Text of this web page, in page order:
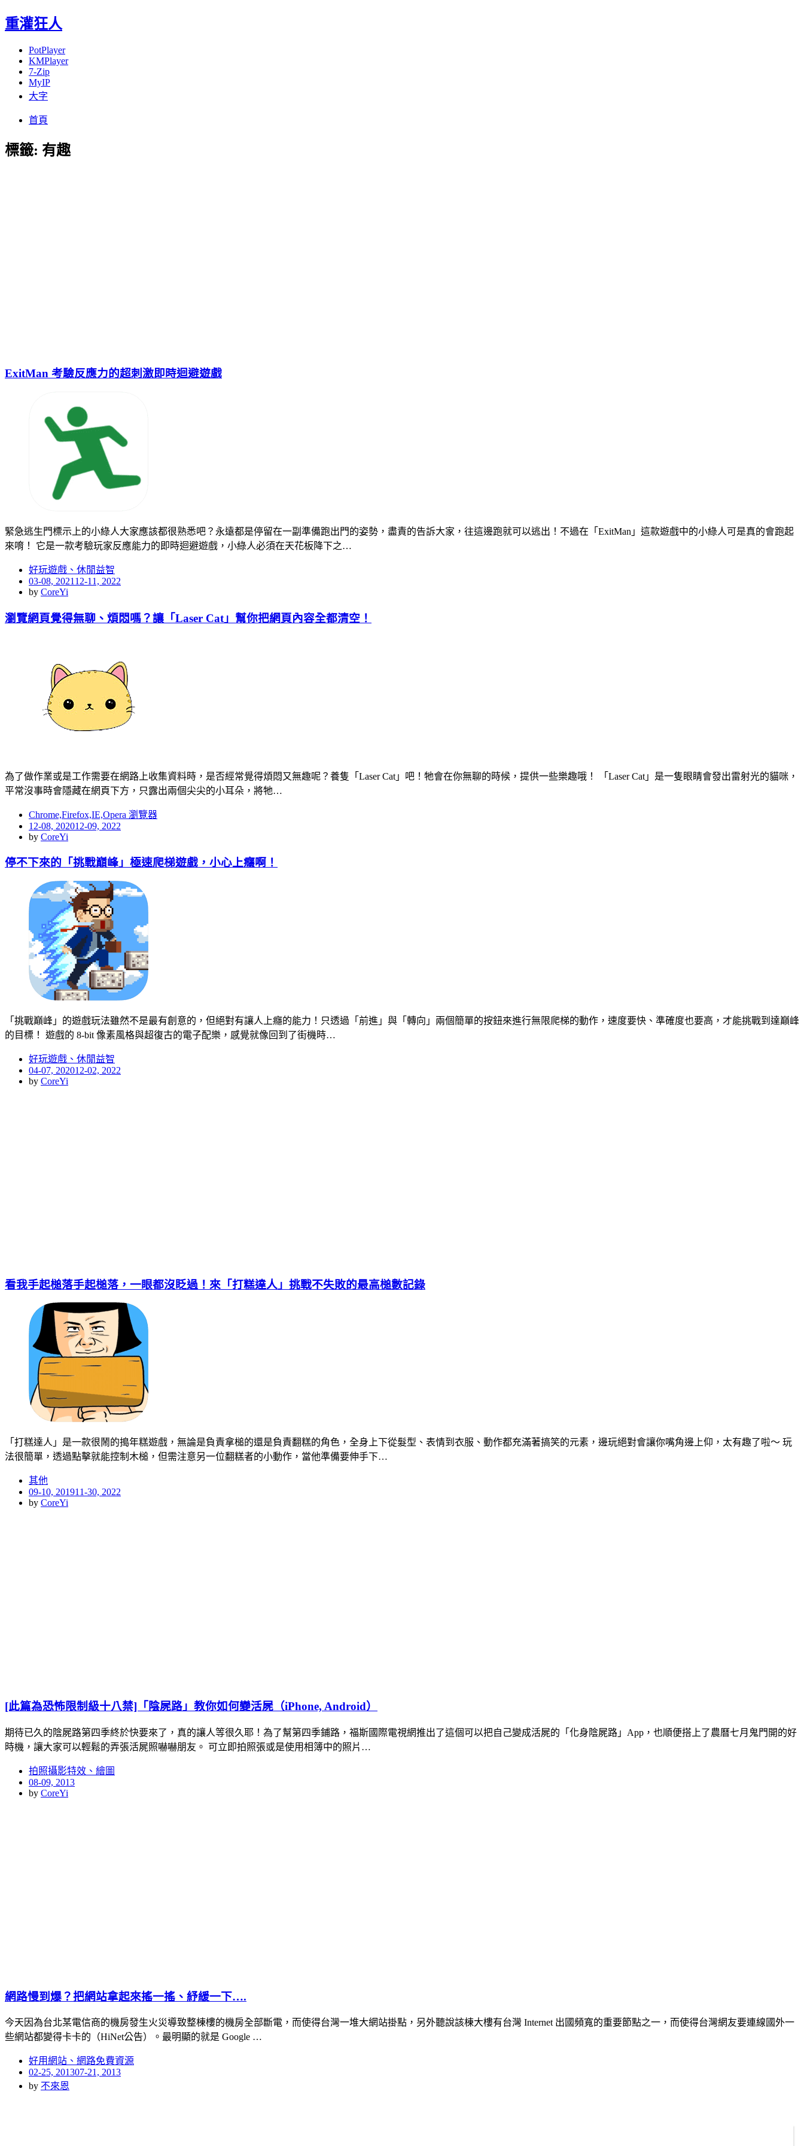
重灌狂人
PotPlayer
KMPlayer
7-Zip
MyIP
大字
首頁
標籤: 有趣
ExitMan 考驗反應力的超刺激即時迴避遊戲
緊急逃生門標示上的小綠人大家應該都很熟悉吧？永遠都是停留在一副準備跑出門的姿勢，盡責的告訴大家，往這邊跑就可以逃出！不過在「ExitMan」這款遊戲中的小綠人可是真的會跑起
來唷！ 它是一款考驗玩家反應能力的即時迴避遊戲，小綠人必須在天花板降下之…
好玩遊戲、休閒益智
Posted
on
03-08, 2021 12-11, 2022
by CoreYi
瀏覽網頁覺得無聊、煩悶嗎？讓「Laser Cat」幫你把網頁內容全都清空！
為了做作業或是工作需要在網路上收集資料時，是否經常覺得煩悶又無趣呢？養隻「Laser Cat」吧！牠會在你無聊的時候，提供一些樂趣哦！ 「Laser Cat」是一隻眼睛會發出雷射光的貓咪，
平常沒事時會隱藏在網頁下方，只露出兩個尖尖的小耳朵，將牠…
Chrome,Firefox,IE,Opera 瀏覽器
Posted
on
12-08, 202012-09, 2022
by CoreYi
停不下來的「挑戰巔峰」極速爬梯遊戲，小心上癮啊！
「挑戰巔峰」的遊戲玩法雖然不是最有創意的，但絕對有讓人上癮的能力！只透過「前進」與「轉向」兩個簡單的按鈕來進行無限爬梯的動作，速度要快、準確度也要高，才能挑戰到達巔峰
的目標！ 遊戲的 8-bit 像素風格與超復古的電子配樂，感覺就像回到了街機時…
好玩遊戲、休閒益智
Posted
on
04-07, 202012-02, 2022
by CoreYi
看我手起槌落手起槌落，一眼都沒眨過！來「打糕達人」挑戰不失敗的最高槌數記錄
「打糕達人」是一款很鬧的搗年糕遊戲，無論是負責拿槌的還是負責翻糕的角色，全身上下從髮型、表情到衣服、動作都充滿著搞笑的元素，邊玩絕對會讓你嘴角邊上仰，太有趣了啦～ 玩
法很簡單，透過點擊就能控制木槌，但需注意另一位翻糕者的小動作，當他準備要伸手下…
其他
Posted
on
09-10, 201911-30, 2022
by CoreYi
[此篇為恐怖限制級十八禁]「陰屍路」教你如何變活屍（iPhone, Android）
期待已久的陰屍路第四季終於快要來了，真的讓人等很久耶！為了幫第四季鋪路，福斯國際電視網推出了這個可以把自己變成活屍的「化身陰屍路」App，也順便搭上了農曆七月鬼門開的好
時機，讓大家可以輕鬆的弄張活屍照嚇嚇朋友。 可立即拍照張或是使用相簿中的照片…
拍照攝影特效、繪圖
Posted
on
08-09, 2013
by CoreYi
網路慢到爆？把網站拿起來搖一搖、紓緩一下….
今天因為台北某電信商的機房發生火災導致整棟樓的機房全部斷電，而使得台灣一堆大網站掛點，另外聽說該棟大樓有台灣 Internet 出國頻寬的重要節點之一，而使得台灣網友要連線國外一
些網站都變得卡卡的（HiNet公告）。最明顯的就是 Google …
好用網站、網路免費資源
Posted
on
02-25, 201307-21, 2013
by 不來恩